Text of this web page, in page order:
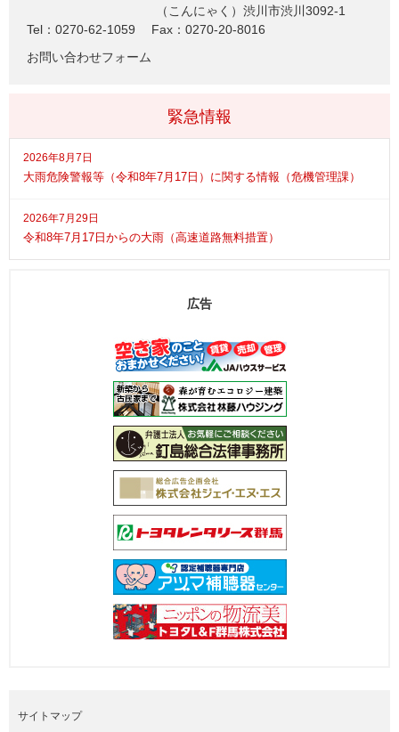
（こんにゃく）渋川市渋川3092-1
Tel：0270-62-1059
Fax：0270-20-8016
お問い合わせフォーム
緊急情報
2026年8月7日
大雨危険警報等（令和8年7月17日）に関する情報（危機管理課）
2026年7月29日
令和8年7月17日からの大雨（高速道路無料措置）
広告
サイトマップ